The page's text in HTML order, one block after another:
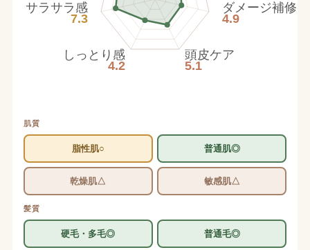
ダメージ補修
4.9
頭皮ケア
5.1
しっとり感
4.2
サラサラ感
7.3
肌質
脂性肌○ 普通肌◎
乾燥肌△ 敏感肌△
髪質
硬毛・多毛◎ 普通毛◎